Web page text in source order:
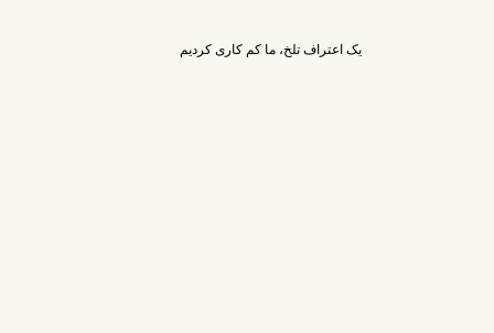
یک اعتراف تلخ، ما کم کاری کردیم